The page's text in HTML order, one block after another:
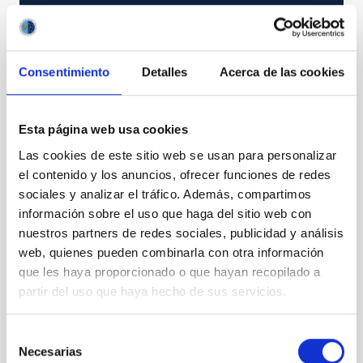
Consentimiento Detalles Acerca de las cookies
Esta página web usa cookies
Las cookies de este sitio web se usan para personalizar
el contenido y los anuncios, ofrecer funciones de redes
sociales y analizar el tráfico. Además, compartimos
información sobre el uso que haga del sitio web con
nuestros partners de redes sociales, publicidad y análisis
web, quienes pueden combinarla con otra información
que les haya proporcionado o que hayan recopilado a
partir del uso que haya hecho de sus servicios.
Necesarias
ESPRESSO
InstrumentoEspectrógrafo
INSTRUMENTACIÓN
ESTADO
EN EJECUCIÓN
Sistema Solar y Sistemas Planetarios (SEYSS)
Física estelar e interestelar (FEEI)
Instrumentación visible